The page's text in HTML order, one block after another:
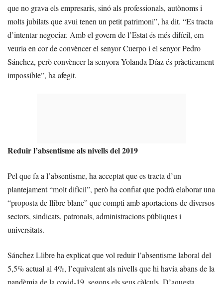
que no grava els empresaris, sinó als professionals, autònoms i
molts jubilats que avui tenen un petit patrimoni”, ha dit. “Es tracta
d’intentar negociar. Amb el govern de l’Estat és més difícil, em
veuria en cor de convèncer el senyor Cuerpo i el senyor Pedro
Sánchez, però convèncer la senyora Yolanda Díaz és pràcticament
impossible”, ha afegit.
Reduir l’absentisme als nivells del 2019
Pel que fa a l’absentisme, ha acceptat que es tracta d’un
plantejament “molt difícil”, però ha confiat que podrà elaborar una
“proposta de llibre blanc” que compti amb aportacions de diversos
sectors, sindicats, patronals, administracions públiques i
universitats.
Sánchez Llibre ha explicat que vol reduir l’absentisme laboral del
5,5% actual al 4%, l’equivalent als nivells que hi havia abans de la
pandèmia de la covid-19, segons els seus càlculs. D’aquesta